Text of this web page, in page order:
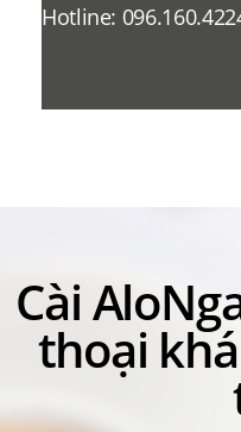
Hotline:
Cài
thoại